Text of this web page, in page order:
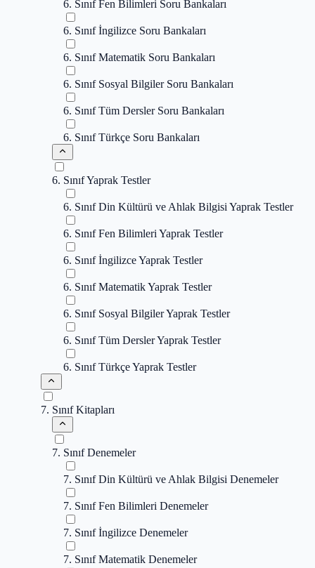
6. Sınıf Fen Bilimleri Soru Bankaları
6. Sınıf İngilizce Soru Bankaları
6. Sınıf Matematik Soru Bankaları
6. Sınıf Sosyal Bilgiler Soru Bankaları
6. Sınıf Tüm Dersler Soru Bankaları
6. Sınıf Türkçe Soru Bankaları
6. Sınıf Yaprak Testler
6. Sınıf Din Kültürü ve Ahlak Bilgisi Yaprak Testler
6. Sınıf Fen Bilimleri Yaprak Testler
6. Sınıf İngilizce Yaprak Testler
6. Sınıf Matematik Yaprak Testler
6. Sınıf Sosyal Bilgiler Yaprak Testler
6. Sınıf Tüm Dersler Yaprak Testler
6. Sınıf Türkçe Yaprak Testler
7. Sınıf Kitapları
7. Sınıf Denemeler
7. Sınıf Din Kültürü ve Ahlak Bilgisi Denemeler
7. Sınıf Fen Bilimleri Denemeler
7. Sınıf İngilizce Denemeler
7. Sınıf Matematik Denemeler